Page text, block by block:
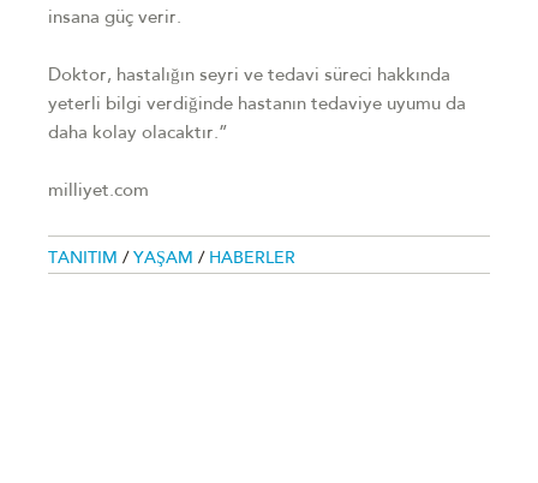
insana güç verir.
Doktor, hastalığın seyri ve tedavi süreci hakkında
yeterli bilgi verdiğinde hastanın tedaviye uyumu da
daha kolay olacaktır.”
milliyet.com
TANITIM / YAŞAM / HABERLER